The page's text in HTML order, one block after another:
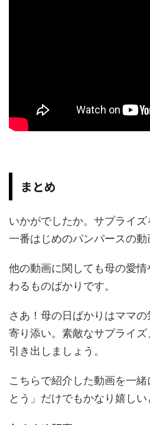
まとめ
いかがでしたか。サプライ
一番はじめのパンパースの動
他の動画に関しても母の愛
わるものばかりです。
さあ！母の日ばかりはママ
寄り添い。素敵なサプライ
引き出しましょう。
こちらで紹介した動画を一
とう」だけでもかなり嬉しい